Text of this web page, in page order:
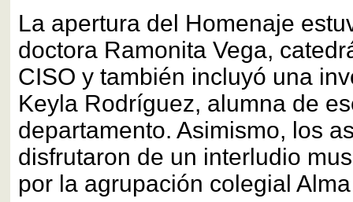
La apertura del Homenaje
doctora Ramonita Vega,
CISO y también incluyó una
Keyla Rodríguez, alumna de
departamento. Asimismo, los
disfrutaron de un interludio
por la agrupación colegial